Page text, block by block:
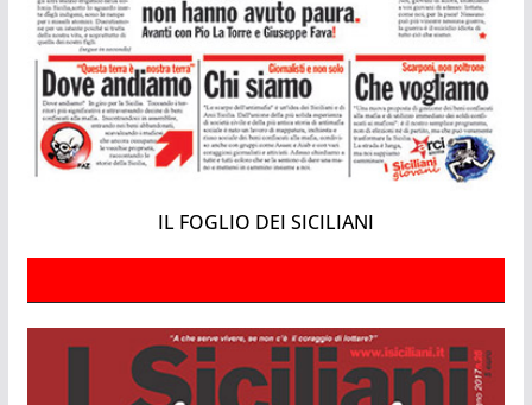
IL FOGLIO DEI SICILIANI